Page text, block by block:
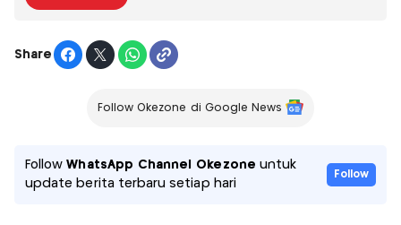
Share
Follow Okezone di Google News
FollowWhatsApp Channel Okezone untuk
update berita terbaru setiap hari
Follow